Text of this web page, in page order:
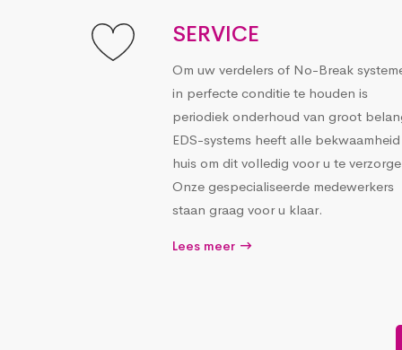
SERVICE
Om uw verdelers of No-Break
in perfecte conditie te houden is
periodiek onderhoud van groot
EDS-systems heeft alle
huis om dit volledig voor u te
Onze gespecialiseerde medewerkers
staan graag voor u klaar.
Lees meer